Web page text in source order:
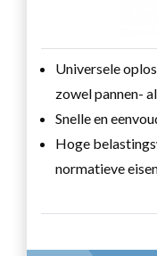
Universele
zowel pannen-
Snelle en
Hoge
normatieve